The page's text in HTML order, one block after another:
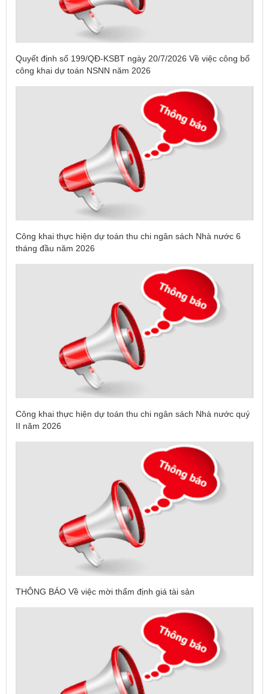
Quyết định số 199/QĐ-KSBT ngày 20/7/2026 Về việc công bố
công khai dự toán NSNN năm 2026
Công khai thực hiện dự toán thu chi ngân sách Nhà nước 6
tháng đầu năm 2026
Công khai thực hiện dự toán thu chi ngân sách Nhà nước quý
II năm 2026
THÔNG BÁO Về việc mời thẩm định giá tài sản